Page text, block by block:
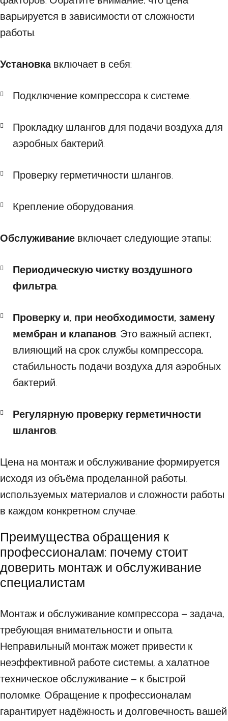
варьируется в зависимости от сложности
работы.
Установкавключает в себя:
Подключение компрессора к системе.
Прокладку шлангов для подачи воздуха для
аэробных бактерий.
Проверку герметичности шлангов.
Крепление оборудования.
Обслуживание включает следующие этапы:
Периодическую чистку воздушного
фильтра.
Проверку и, при необходимости, замену
мембран и клапанов. Это важный аспект,
влияющий на срок службы компрессора,
стабильность подачи воздуха для аэробных
бактерий.
Регулярную проверку герметичности
шлангов.
Цена на монтаж и обслуживание формируется
исходя из объёма проделанной работы,
используемых материалов и сложности работы
в каждом конкретном случае.
Преимущества обращения к
профессионалам: почему стоит
доверить монтаж и обслуживание
специалистам
Монтаж и обслуживание компрессора – задача,
требующая внимательности и опыта.
Неправильный монтаж может привести к
неэффективной работе системы, а халатное
техническое обслуживание – к быстрой
поломке. Обращение к профессионалам
гарантирует надёжность и долговечность вашей